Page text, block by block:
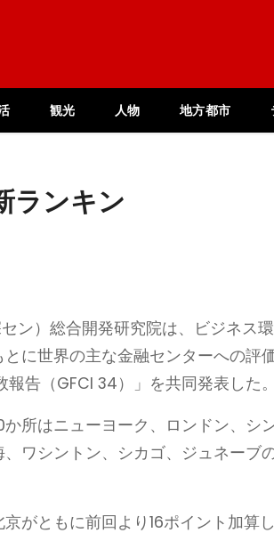
観光 人物 地方都市
ランキン
ン）総合開発研究院は、ビジネス
に世界の主な金融センターへの評
告（GFCI 34）」を共同発表した。
所はニューヨーク、ロンドン、シ
ワシントン、シカゴ、ジュネーブ
がともに前回より16ポイント加算